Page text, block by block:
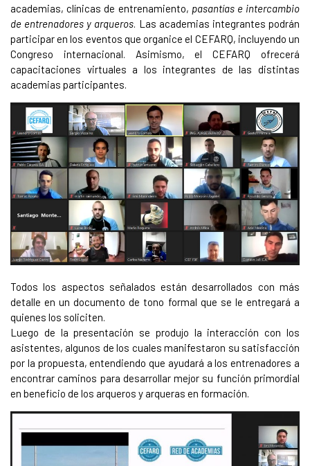
academias, clínicas de entrenamiento, pasantías e intercambio
de entrenadores y arqueros. Las academias integrantes podrán
participar en los eventos que organice el CEFARQ, incluyendo un
Congreso internacional. Asimismo, el CEFARQ ofrecerá
capacitaciones virtuales a los integrantes de las distintas
academias participantes.
Todos los aspectos señalados están desarrollados con más
detalle en un documento de tono formal que se le entregará a
quienes los soliciten.
Luego de la presentación se produjo la interacción con los
asistentes, algunos de los cuales manifestaron su satisfacción
por la propuesta, entendiendo que ayudará a los entrenadores a
encontrar caminos para desarrollar mejor su función primordial
en beneficio de los arqueros y arqueras en formación.